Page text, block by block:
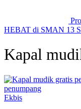
HEBAT di SMAN 13
Kapal
Ekbis